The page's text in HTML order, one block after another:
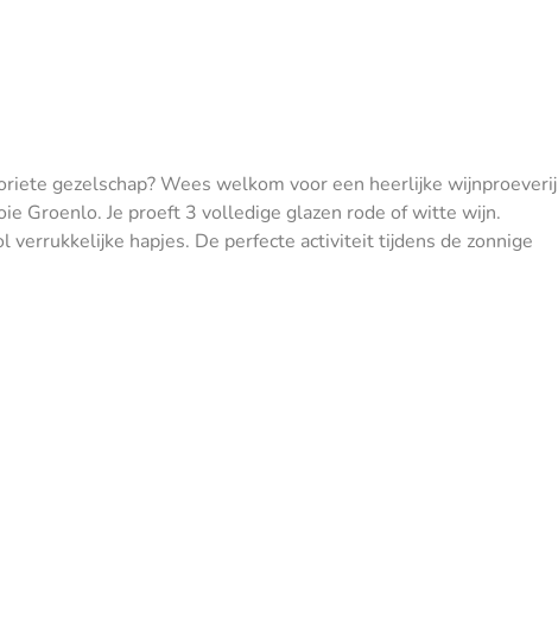
gezelschap? Wees welkom voor een heerlijke wijnproeverij
Groenlo. Je proeft 3 volledige glazen rode of witte wijn.
verrukkelijke hapjes. De perfecte activiteit tijdens de zonnige